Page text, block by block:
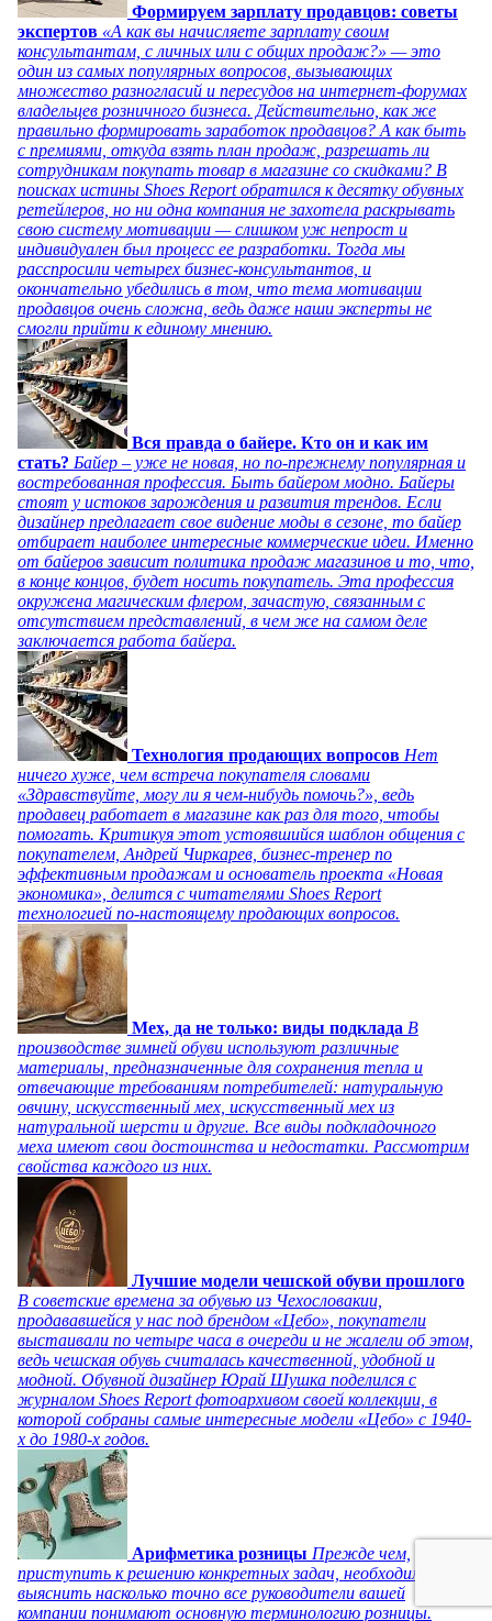
Формируем зарплату продавцов: советы
экспертов «А как вы начисляете зарплату своим
консультантам, с личных или с общих продаж?» — это
один из самых популярных вопросов, вызывающих
множество разногласий и пересудов на интернет-форумах
владельцев розничного бизнеса. Действительно, как же
правильно формировать заработок продавцов? А как быть
с премиями, откуда взять план продаж, разрешать ли
сотрудникам покупать товар в магазине со скидками? В
поисках истины Shoes Report обратился к десятку обувных
ретейлеров, но ни одна компания не захотела раскрывать
свою систему мотивации — слишком уж непрост и
индивидуален был процесс ее разработки. Тогда мы
расспросили четырех бизнес-консультантов, и
окончательно убедились в том, что тема мотивации
продавцов очень сложна, ведь даже наши эксперты не
смогли прийти к единому мнению.
Вся правда о байере. Кто он и как им
стать? Байер – уже не новая, но по-прежнему популярная и
востребованная профессия. Быть байером модно. Байеры
стоят у истоков зарождения и развития трендов. Если
дизайнер предлагает свое видение моды в сезоне, то байер
отбирает наиболее интересные коммерческие идеи. Именно
от байеров зависит политика продаж магазинов и то, что,
в конце концов, будет носить покупатель. Эта профессия
окружена магическим флером, зачастую, связанным с
отсутствием представлений, в чем же на самом деле
заключается работа байера.
Технология продающих вопросов Нет
ничего хуже, чем встреча покупателя словами
«Здравствуйте, могу ли я чем-нибудь помочь?», ведь
продавец работает в магазине как раз для того, чтобы
помогать. Критикуя этот устоявшийся шаблон общения с
покупателем, Андрей Чиркарев, бизнес-тренер по
эффективным продажам и основатель проекта «Новая
экономика», делится с читателями Shoes Report
технологией по-настоящему продающих вопросов.
Мех, да не только: виды подклада В
производстве зимней обуви используют различные
материалы, предназначенные для сохранения тепла и
отвечающие требованиям потребителей: натуральную
овчину, искусственный мех, искусственный мех из
натуральной шерсти и другие. Все виды подкладочного
меха имеют свои достоинства и недостатки. Рассмотрим
свойства каждого из них.
Лучшие модели чешской обуви прошлого
В советские времена за обувью из Чехословакии,
продававшейся у нас под брендом «Цебо», покупатели
выстаивали по четыре часа в очереди и не жалели об этом,
ведь чешская обувь считалась качественной, удобной и
модной. Обувной дизайнер Юрай Шушка поделился с
журналом Shoes Report фотоархивом своей коллекции, в
которой собраны самые интересные модели «Цебо» с 1940-
х до 1980-х годов.
Арифметика розницы Прежде чем,
приступить к решению конкретных задач, необходимо
выяснить насколько точно все руководители вашей
компании понимают основную терминологию розницы.